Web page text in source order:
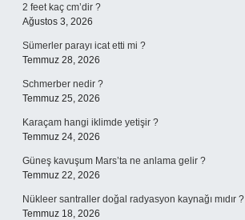
2 feet kaç cm’dir ?
Ağustos 3, 2026
Sümerler parayı icat etti mi ?
Temmuz 28, 2026
Schmerber nedir ?
Temmuz 25, 2026
Karaçam hangi iklimde yetişir ?
Temmuz 24, 2026
Güneş kavuşum Mars’ta ne anlama gelir ?
Temmuz 22, 2026
Nükleer santraller doğal radyasyon kaynağı mıdır ?
Temmuz 18, 2026